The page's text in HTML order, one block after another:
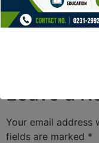
Поддержка
клиентов
Leave a
Your email address
fields are marked *